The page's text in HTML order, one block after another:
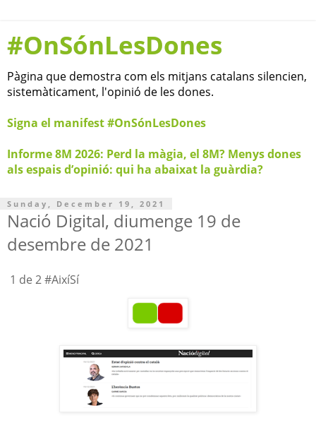
#OnSónLesDones
Pàgina que demostra com els mitjans catalans silencien,
sistemàticament, l'opinió de les dones.
Signa el manifest #OnSónLesDones
Informe 8M 2026: Perd la màgia, el 8M? Menys dones
als espais d’opinió: qui ha abaixat la guàrdia?
Sunday, December 19, 2021
Nació Digital, diumenge 19 de
desembre de 2021
1 de 2 #AixíSí